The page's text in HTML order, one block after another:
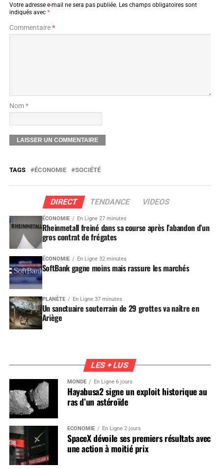
Votre adresse e-mail ne sera pas publiée. Les champs obligatoires sont
indiqués avec *
Commentaire*
Nom *
TAGS ÉCONOMIE SOCIÉTÉ
DIRECT TENDANCE VIDEOS
ÉCONOMIE En Ligne 27 minutes
Rheinmetall freiné dans sa course après l’abandon d’un
gros contrat de frégates
ÉCONOMIE En Ligne 32 minutes
SoftBank gagne moins mais rassure les marchés
PLANÈTE En Ligne 37 minutes
Un sanctuaire souterrain de 29 grottes va naître en
Ariège
LES + LUS
MONDE En Ligne 6 jours
Hayabusa2 signe un exploit historique au
ras d’un astéroïde
ÉCONOMIE En Ligne 2 jours
SpaceX dévoile ses premiers résultats avec
une action à moitié prix